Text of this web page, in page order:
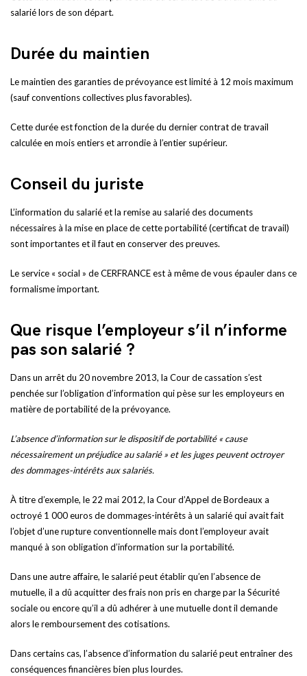
salarié lors de son départ.
Durée du maintien
Le maintien des garanties de prévoyance est limité à 12 mois maximum
(sauf conventions collectives plus favorables).
Cette durée est fonction de la durée du dernier contrat de travail
calculée en mois entiers et arrondie à l’entier supérieur.
Conseil du juriste
L’information du salarié et la remise au salarié des documents
nécessaires à la mise en place de cette portabilité (certificat de travail)
sont importantes et il faut en conserver des preuves.
Le service « social » de CERFRANCE est à même de vous épauler dans ce
formalisme important.
Que risque l’employeur s’il n’informe
pas son salarié ?
Dans un arrêt du 20 novembre 2013, la Cour de cassation s’est
penchée sur l’obligation d’information qui pèse sur les employeurs en
matière de portabilité de la prévoyance.
L’absence d’information sur le dispositif de portabilité « cause
nécessairement un préjudice au salarié » et les juges peuvent octroyer
des dommages-intérêts aux salariés.
À titre d’exemple, le 22 mai 2012, la Cour d’Appel de Bordeaux a
octroyé 1 000 euros de dommages-intérêts à un salarié qui avait fait
l’objet d’une rupture conventionnelle mais dont l’employeur avait
manqué à son obligation d’information sur la portabilité.
Dans une autre affaire, le salarié peut établir qu’en l’absence de
mutuelle, il a dû acquitter des frais non pris en charge par la Sécurité
sociale ou encore qu’il a dû adhérer à une mutuelle dont il demande
alors le remboursement des cotisations.
Dans certains cas, l’absence d’information du salarié peut entraîner des
conséquences financières bien plus lourdes.